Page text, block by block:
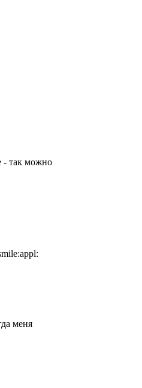
- так можно
меня